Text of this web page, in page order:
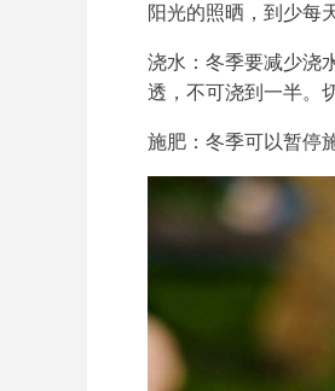
阳光的照晒，到少每
浇水：冬季要减少浇
透，不可浇到一半。
施肥：冬季可以暂停